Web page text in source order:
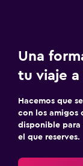
Una
tu viaje a
Hacemos que
con los amigos
disponible para
el que reserves.